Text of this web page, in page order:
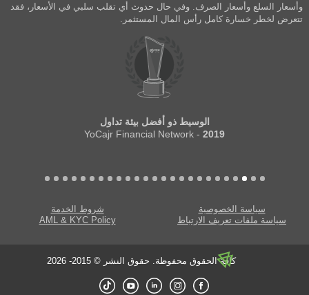
وأسعار السلع وأسعار الصرف. وفي حال حدوث أي تقلب سلبي في الأسعار، فقد
تتعرض لخطر خسارة كامل رأس المال المستثمر.
الوسيط ذو أفضل بيئة تداول
2019
- YoCajr Financial Network
سياسة الخصوصية
شروط الخدمة
سياسة ملفات تعريف الارتباط
AML & KYC Policy
كافة الحقوق محفوظة. حقوق النشر © 2015- 2026